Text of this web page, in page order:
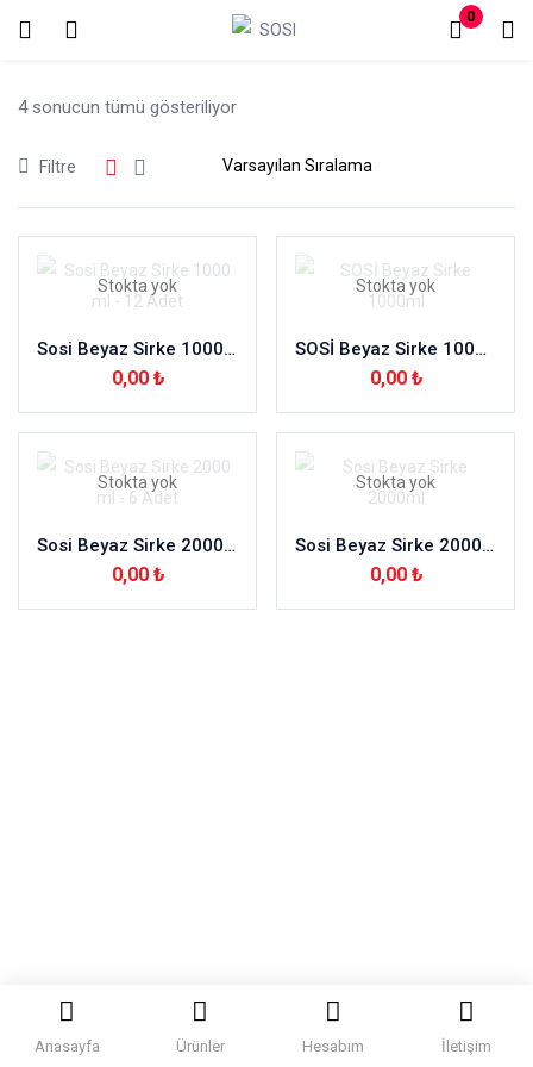
0
Kayıt Ol
Anasayfa Ürünler Hesabım İletişim
4 sonucun tümü gösteriliyor
Filtre
Stokta yok
Sosi Beyaz Sirke 1000 ml – 12 Adet
0,00 ₺
Stokta yok
SOSİ Beyaz Sirke 1000ml
0,00 ₺
Stokta yok
Sosi Beyaz Sirke 2000 ml – 6 Adet
0,00 ₺
Stokta yok
Sosi Beyaz Sirke 2000ml
0,00 ₺